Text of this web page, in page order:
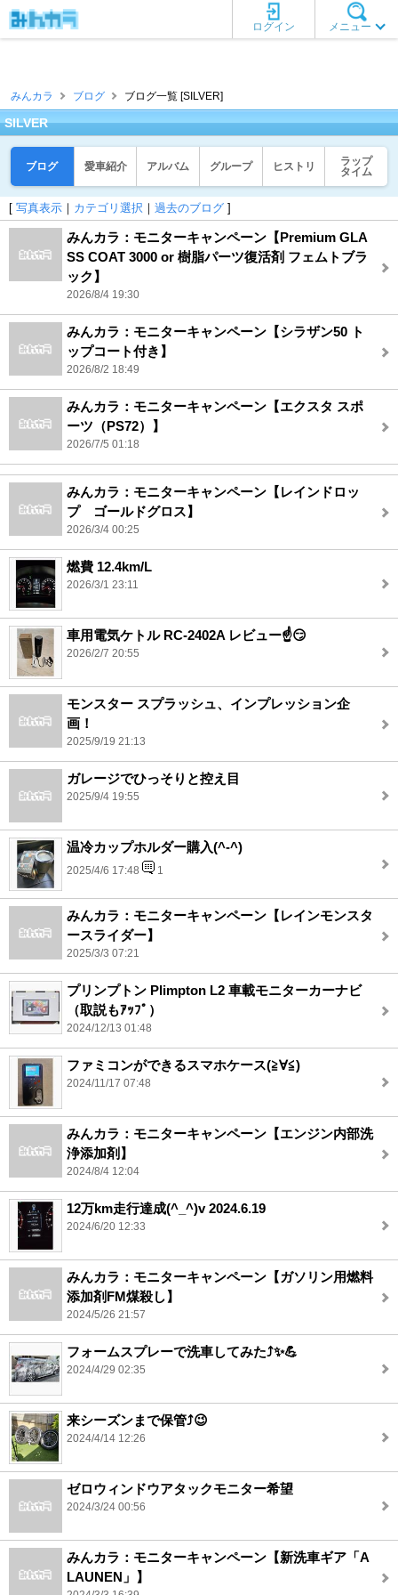
メニュー
ログイン
みんカラ ブログ ブログ一覧 [SILVER]
SILVER
ブログ 愛車紹介 アルバム グループ ヒストリ
ラップ
タイム
[ 写真表示 ｜ カテゴリ選択 ｜ 過去のブログ ]
みんカラ：モニターキャンペーン【Premium GLA
SS COAT 3000 or 樹脂パーツ復活剤 フェムトブラ
ック】
2026/8/4 19:30
みんカラ：モニターキャンペーン【シラザン50 ト
ップコート付き】
2026/8/2 18:49
みんカラ：モニターキャンペーン【エクスタ スポ
ーツ（PS72）】
2026/7/5 01:18
みんカラ：モニターキャンペーン【レインドロッ
プ ゴールドグロス】
2026/3/4 00:25
燃費 12.4km/L
2026/3/1 23:11
車用電気ケトル RC-2402A レビュー☝️😏
2026/2/7 20:55
モンスター スプラッシュ、インプレッション企
画！
2025/9/19 21:13
ガレージでひっそりと控え目
2025/9/4 19:55
温冷カップホルダー購入(^-^)
2025/4/6 17:48 1
みんカラ：モニターキャンペーン【レインモンスタ
ースライダー】
2025/3/3 07:21
プリンプトン Plimpton L2 車載モニターカーナビ
（取説もｱｯﾌﾟ）
2024/12/13 01:48
ファミコンができるスマホケース(≧∀≦)
2024/11/17 07:48
みんカラ：モニターキャンペーン【エンジン内部洗
浄添加剤】
2024/8/4 12:04
12万km走行達成(^_^)v 2024.6.19
2024/6/20 12:33
みんカラ：モニターキャンペーン【ガソリン用燃料
添加剤FM煤殺し】
2024/5/26 21:57
フォームスプレーで洗車してみた⤴️✨💪
2024/4/29 02:35
来シーズンまで保管⤴️😉
2024/4/14 12:26
ゼロウィンドウアタックモニター希望
2024/3/24 00:56
みんカラ：モニターキャンペーン【新洗車ギア「A
LAUNEN」】